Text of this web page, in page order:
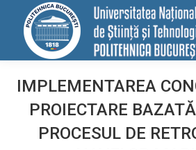
conținut
IMPLEMENTAREA
PROIECTARE
PROCESUL DE